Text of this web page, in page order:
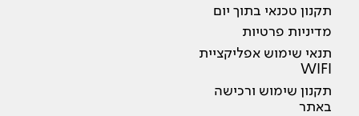
תקנון טכנאי בתוך יום
מדיניות פרטיות
תנאי שימוש אפליקציית
WIFI
תקנון שימוש ורכישה
באתר